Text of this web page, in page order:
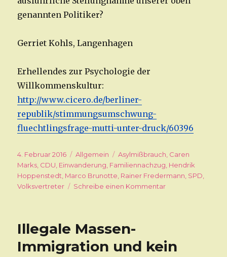
genannten Politiker?
Gerriet Kohls, Langenhagen
Erhellendes zur Psychologie der
Willkommenskultur:
http://www.cicero.de/berliner-
republik/stimmungsumschwung-
fluechtlingsfrage-mutti-unter-druck/60396
Veröffentlicht
am
4. Februar 2016 Kategorien
Allgemein Schlagwörter
Asylmißbrauch, Caren
Marks, CDU, Einwanderung, Familiennachzug, Hendrik
Hoppenstedt, Marco Brunotte, Rainer Fredermann, SPD,
Volksvertreter
Schreibe einen Kommentar
Volksvertreter
Illegale Massen-
Immigration und kein